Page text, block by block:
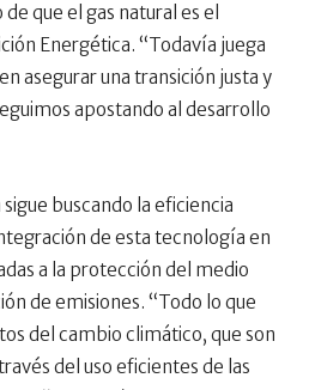
que el gas natural es el
Energética. “Todavía juega
asegurar una transición justa y
apostando al desarrollo
buscando la eficiencia
de esta tecnología en
a la protección del medio
de emisiones. “Todo lo que
del cambio climático, que son
del uso eficientes de las